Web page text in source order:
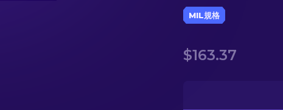
MIL規格
$163.37